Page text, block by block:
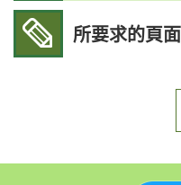
所要求的頁